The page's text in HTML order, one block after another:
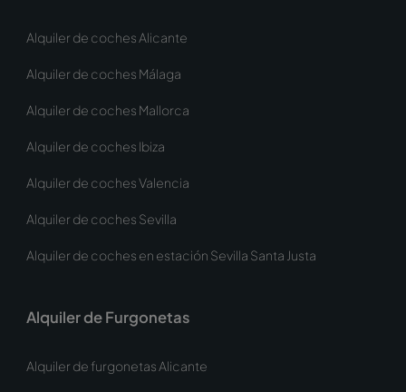
Alquiler de coches Alicante
Alquiler de coches Málaga
Alquiler de coches Mallorca
Alquiler de coches Ibiza
Alquiler de coches Valencia
Alquiler de coches Sevilla
Alquiler de coches en estación Sevilla Santa Justa
Alquiler de Furgonetas
Alquiler de furgonetas Alicante